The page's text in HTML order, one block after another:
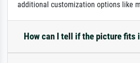
additional customization options like
How can I tell if the picture fits